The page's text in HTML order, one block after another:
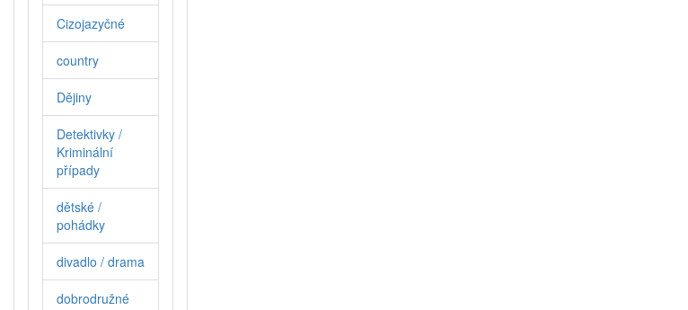
Cizojazyčné
country
Dějiny
Detektivky /
Kriminální
případy
dětské /
pohádky
divadlo / drama
dobrodružné